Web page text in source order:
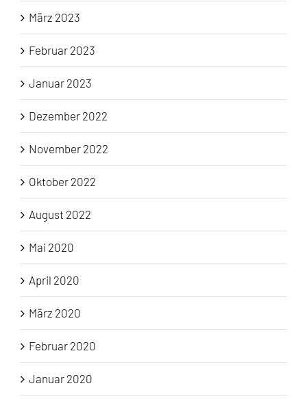
März 2023
Februar 2023
Januar 2023
Dezember 2022
November 2022
Oktober 2022
August 2022
Mai 2020
April 2020
März 2020
Februar 2020
Januar 2020